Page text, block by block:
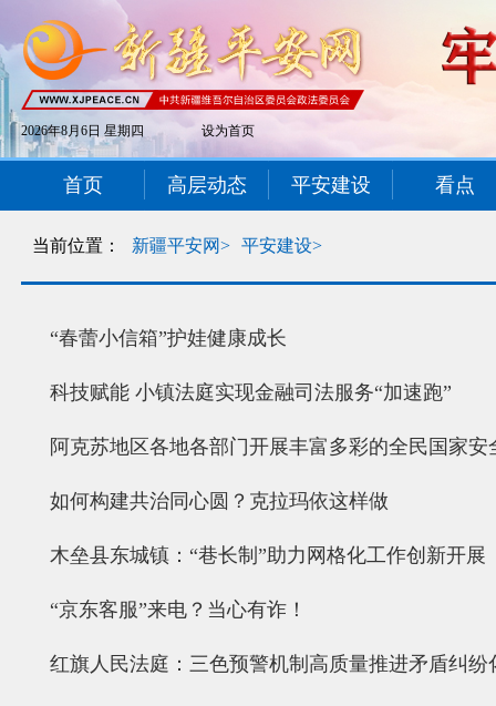
2026年8月6日 星期四 设为首页
首页 高层动态 平安建设 看点
当前位置： 新疆平安网> 平安建设>
“春蕾小信箱”护娃健康成长
科技赋能 小镇法庭实现金融司法服务“加速跑”
阿克苏地区各地各部门开展丰富多彩的全民国家
如何构建共治同心圆？克拉玛依这样做
木垒县东城镇：“巷长制”助力网格化工作创新开展
“京东客服”来电？当心有诈！
红旗人民法庭：三色预警机制高质量推进矛盾纠纷